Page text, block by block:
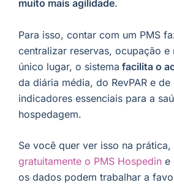
muito mais agilidade.
Para isso, contar com um PMS
centralizar reservas, ocupação e
único lugar, o sistema facilita o
da diária média, do RevPAR e de
indicadores essenciais para a
hospedagem.
Se você quer ver isso na prática,
gratuitamente o PMS Hospedin e
os dados podem trabalhar a